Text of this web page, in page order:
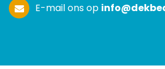
E-mail ons op